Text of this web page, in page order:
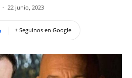
- 22 junio, 2023
+ Seguinos en Google